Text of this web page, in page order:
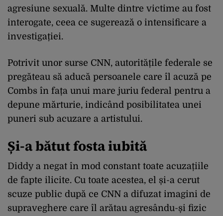
agresiune sexuală. Multe dintre victime au fost
interogate, ceea ce sugerează o intensificare a
investigației.
Potrivit unor surse CNN, autoritățile federale se
pregăteau să aducă persoanele care îl acuză pe
Combs în fața unui mare juriu federal pentru a
depune mărturie, indicând posibilitatea unei
puneri sub acuzare a artistului.
Și-a bătut fosta iubită
Diddy a negat în mod constant toate acuzațiile
de fapte ilicite. Cu toate acestea, el și-a cerut
scuze public după ce CNN a difuzat imagini de
supraveghere care îl arătau agresându-și fizic